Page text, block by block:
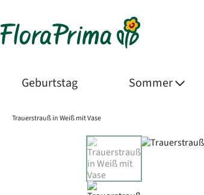
Geburtstag Sommer
Trauerstrauß in Weiß mit Vase
Product Images